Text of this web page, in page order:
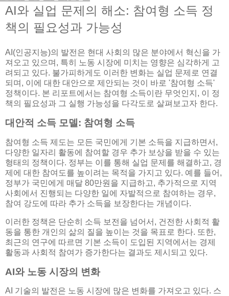
AI와 실업 문제의 해소: 참여형 소득 정
책의 필요성과 가능성
AI(인공지능)의 발전은 현대 사회의 많은 분야에서 혁신을 가
져오고 있으며, 특히 노동 시장에 미치는 영향은 심각하게 고
려되고 있다. 불가피하게도 이러한 변화는 실업 문제로 연결
되며, 이에 대한 대안으로 제안되는 것이 바로 '참여형 소득'
정책이다. 본 리포트에서는 참여형 소득이란 무엇인지, 이 정
책의 필요성과 그 실행 가능성을 다각도로 살펴보고자 한다.
대안적 소득 모델: 참여형 소득
참여형 소득 제도는 모든 국민에게 기본 소득을 지급하면서,
다양한 일자리 활동에 참여할 경우 추가 보상을 받을 수 있는
형태의 정책이다. 정부는 이를 통해 실업 문제를 해결하고, 경
제에 대한 참여도를 높이려는 목적을 가지고 있다. 예를 들어,
정부가 국민에게 매달 80만원을 지급하고, 추가적으로 지역
사회에서 진행되는 다양한 일에 자발적으로 참여하는 경우,
참여 강도에 따라 추가 소득을 보장한다는 개념이다.
이러한 정책은 단순히 소득 보전을 넘어서, 건전한 사회적 활
동을 통한 개인의 삶의 질을 높이는 것을 목표로 한다. 또한,
최근의 연구에 따르면 기본 소득이 도입된 지역에서는 경제
활동과 사회적 참여가 증가한다는 결과도 제시되고 있다.
AI와 노동 시장의 변화
AI 기술의 발전은 노동 시장에 많은 변화를 가져오고 있다. 스